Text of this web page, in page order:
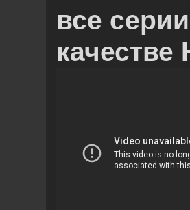
все
качестве